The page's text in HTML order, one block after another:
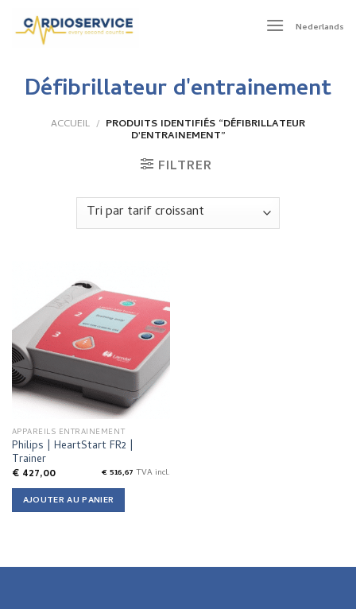
content
Nederlands
Défibrillateur d'entrainement
ACCUEIL / PRODUITS IDENTIFIÉS “DÉFIBRILLATEUR
D'ENTRAINEMENT”
FILTRER
APPAREILS ENTRAINEMENT
Philips | HeartStart FR2 |
Trainer
€427,00 €516,67 TVA incl.
AJOUTER AU PANIER